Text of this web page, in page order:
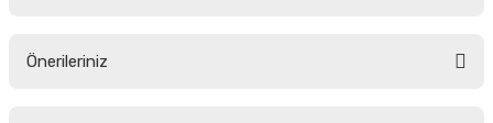
Önerileriniz